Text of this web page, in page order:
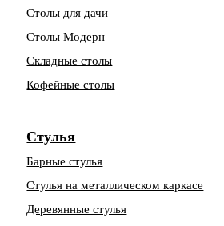
Столы для дачи
Столы Модерн
Складные столы
Кофейные столы
Стулья
Барные стулья
Стулья на металлическом каркасе
Деревянные стулья